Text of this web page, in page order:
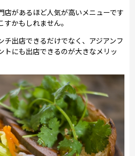
店があるほど人気が高いメニューです
かもしれません。
チ出店できるだけでなく、アジアンフ
トにも出店できるのが大きなメリッ